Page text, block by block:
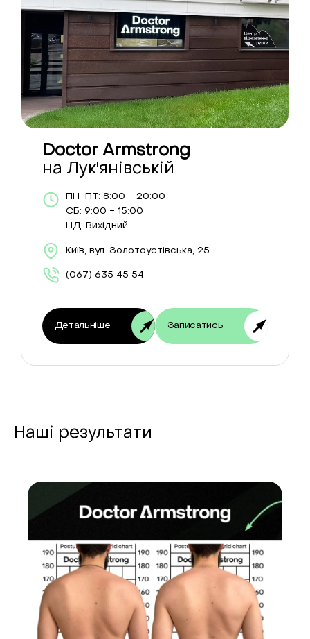
Doctor Armstrong
на Лук'янівській
ПН-ПТ: 8:00 - 20:00
СБ: 9:00 - 15:00
НД: Вихідний
Київ, вул. Золотоустівська, 25
(067) 635 45 54
Детальніше Записатись
Наші результати